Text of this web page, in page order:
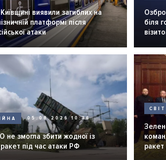
виявили загиблих на
платформі після
атаки
біля
05.08.2026 10:36
не змогла збити жодної із
під час атаки РФ
СВІТ